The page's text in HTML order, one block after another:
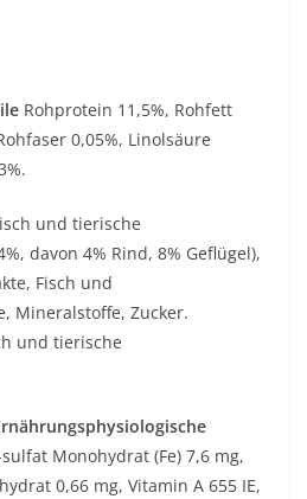
Rohprotein 11,5%, Rohfett
0,05%, Linolsäure
und tierische
davon 4% Rind, 8% Geflügel),
Fisch und
Mineralstoffe, Zucker.
und tierische
sulfat Monohydrat (Fe) 7,6 mg,
0,66 mg, Vitamin A 655 IE,